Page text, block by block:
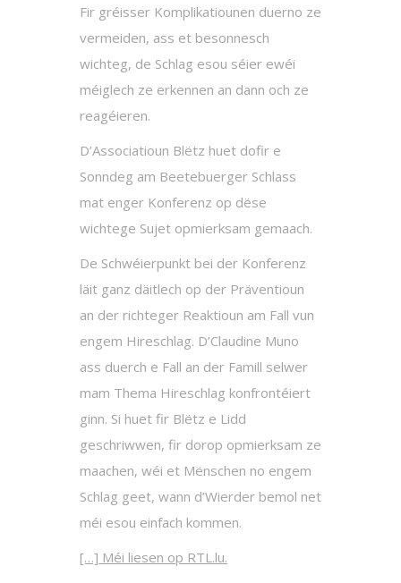
Fir gréisser Komplikatiounen duerno ze
vermeiden, ass et besonnesch
wichteg, de Schlag esou séier ewéi
méiglech ze erkennen an dann och ze
reagéieren.
D’Associatioun Blëtz huet dofir e
Sonndeg am Beetebuerger Schlass
mat enger Konferenz op dëse
wichtege Sujet opmierksam gemaach.
De Schwéierpunkt bei der Konferenz
läit ganz däitlech op der Präventioun
an der richteger Reaktioun am Fall vun
engem Hireschlag. D’Claudine Muno
ass duerch e Fall an der Famill selwer
mam Thema Hireschlag konfrontéiert
ginn. Si huet fir Blëtz e Lidd
geschriwwen, fir dorop opmierksam ze
maachen, wéi et Mënschen no engem
Schlag geet, wann d’Wierder bemol net
méi esou einfach kommen.
[…] Méi liesen op RTL.lu.